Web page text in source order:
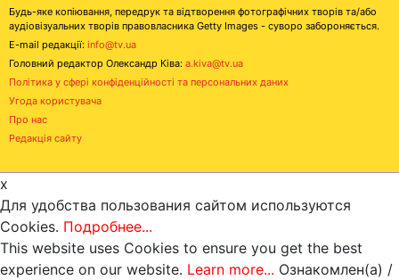
Будь-яке копіювання, передрук та відтворення фотографічних творів та/або
аудіовізуальних творів правовласника Getty Images - суворо забороняється.
E-mail редакції: info@tv.ua
Головний редактор Олександр Ківа: a.kiva@tv.ua
Політика у сфері конфіденційності та персональних даних
Угода користувача
Про нас
Редакція сайту
x
Для удобства пользования сайтом используются
Cookies. Подробнее...
This website uses Cookies to ensure you get the best
experience on our website. Learn more... Ознакомлен(а) /